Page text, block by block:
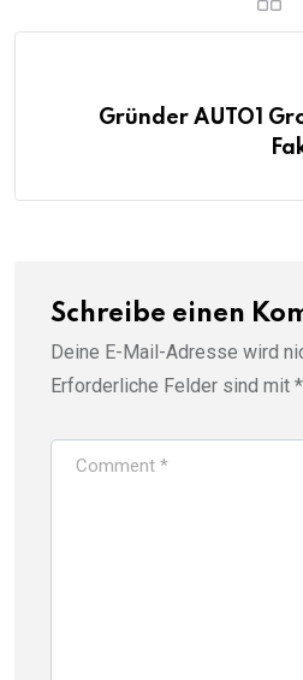
Gründer AUTO1
Schreibe einen
Deine E-Mail-Adresse wird
Erforderliche Felder sind mit *